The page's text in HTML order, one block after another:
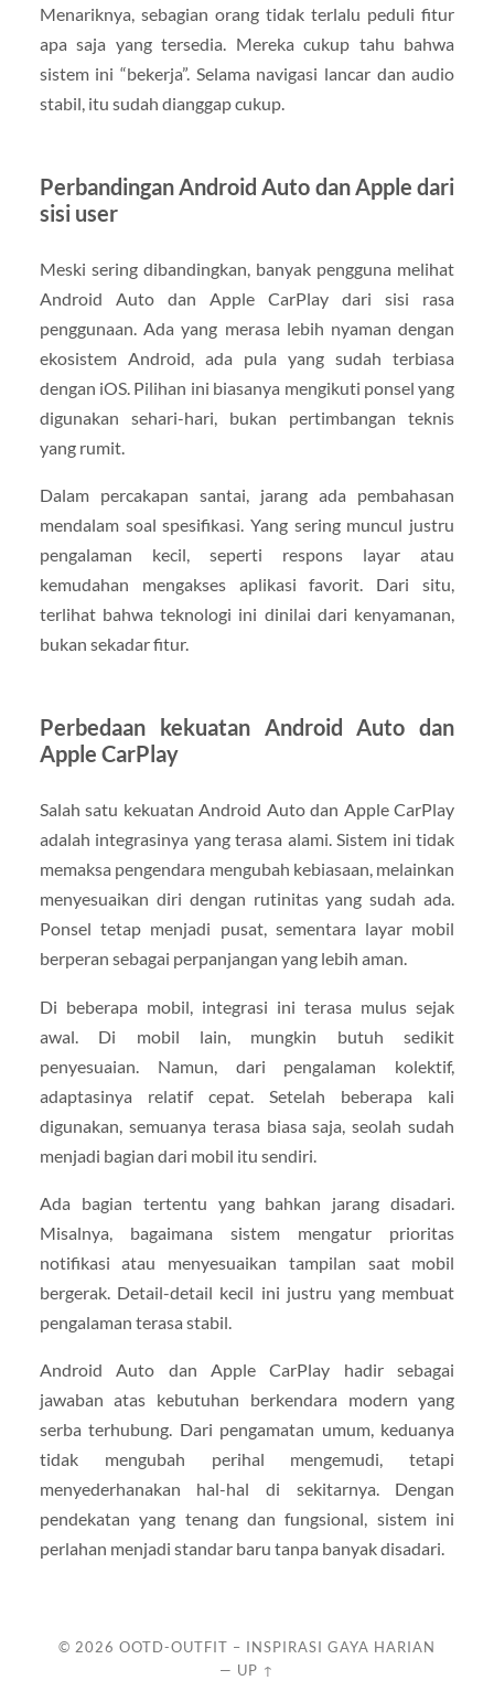
Menariknya, sebagian orang tidak terlalu peduli fitur
apa saja yang tersedia. Mereka cukup tahu bahwa
sistem ini “bekerja”. Selama navigasi lancar dan audio
stabil, itu sudah dianggap cukup.
Perbandingan Android Auto dan Apple dari
sisi user
Meski sering dibandingkan, banyak pengguna melihat
Android Auto dan Apple CarPlay dari sisi rasa
penggunaan. Ada yang merasa lebih nyaman dengan
ekosistem Android, ada pula yang sudah terbiasa
dengan iOS. Pilihan ini biasanya mengikuti ponsel yang
digunakan sehari-hari, bukan pertimbangan teknis
yang rumit.
Dalam percakapan santai, jarang ada pembahasan
mendalam soal spesifikasi. Yang sering muncul justru
pengalaman kecil, seperti respons layar atau
kemudahan mengakses aplikasi favorit. Dari situ,
terlihat bahwa teknologi ini dinilai dari kenyamanan,
bukan sekadar fitur.
Perbedaan kekuatan Android Auto dan
Apple CarPlay
Salah satu kekuatan Android Auto dan Apple CarPlay
adalah integrasinya yang terasa alami. Sistem ini tidak
memaksa pengendara mengubah kebiasaan, melainkan
menyesuaikan diri dengan rutinitas yang sudah ada.
Ponsel tetap menjadi pusat, sementara layar mobil
berperan sebagai perpanjangan yang lebih aman.
Di beberapa mobil, integrasi ini terasa mulus sejak
awal. Di mobil lain, mungkin butuh sedikit
penyesuaian. Namun, dari pengalaman kolektif,
adaptasinya relatif cepat. Setelah beberapa kali
digunakan, semuanya terasa biasa saja, seolah sudah
menjadi bagian dari mobil itu sendiri.
Ada bagian tertentu yang bahkan jarang disadari.
Misalnya, bagaimana sistem mengatur prioritas
notifikasi atau menyesuaikan tampilan saat mobil
bergerak. Detail-detail kecil ini justru yang membuat
pengalaman terasa stabil.
Android Auto dan Apple CarPlay hadir sebagai
jawaban atas kebutuhan berkendara modern yang
serba terhubung. Dari pengamatan umum, keduanya
tidak mengubah perihal mengemudi, tetapi
menyederhanakan hal-hal di sekitarnya. Dengan
pendekatan yang tenang dan fungsional, sistem ini
perlahan menjadi standar baru tanpa banyak disadari.
© 2026 OOTD-OUTFIT – INSPIRASI GAYA HARIAN
— UP ↑